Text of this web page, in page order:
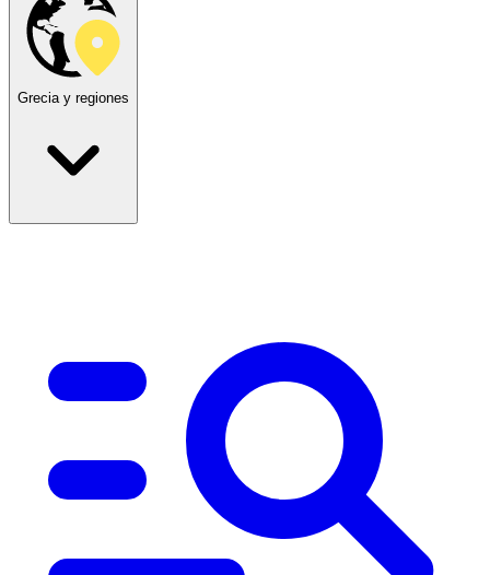
Grecia y regiones